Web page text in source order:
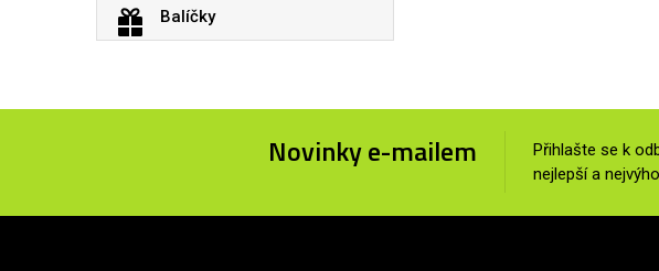
Balíčky
Novinky e-mailem
Přihlašte se k
nejlepší a